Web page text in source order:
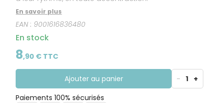
En savoir plus
EAN : 9001616836480
En stock
8,90 € TTC
Ajouter au panier - 1 +
Paiements 100% sécurisés